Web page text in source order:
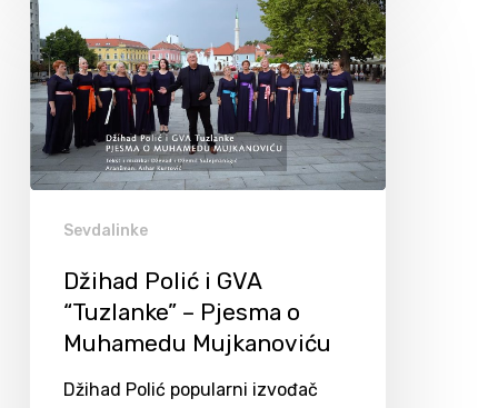
Sevdalinke
Džihad Polić i GVA
“Tuzlanke” – Pjesma o
Muhamedu Mujkanoviću
Džihad Polić popularni izvođač